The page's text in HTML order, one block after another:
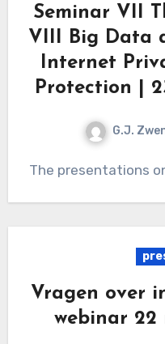
Seminar VII
VIII Big Data
Internet
Protection |
G.J.
The presentations
Vragen over
webinar 22